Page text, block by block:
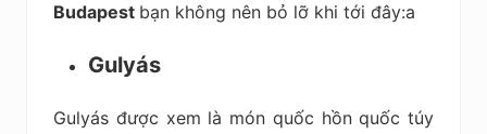
Budapest bạn không nên bỏ lỡ khi tới đây:a
Gulyás
Gulyás được xem là món quốc hồn quốc túy